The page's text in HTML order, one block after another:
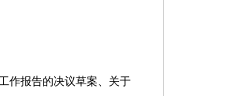
作报告的决议草案、关于